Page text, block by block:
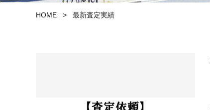
HOME > 最新査定実績